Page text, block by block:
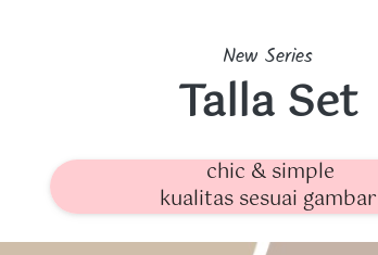
New Series
Talla Set
chic & simple
kualitas sesuai gambar